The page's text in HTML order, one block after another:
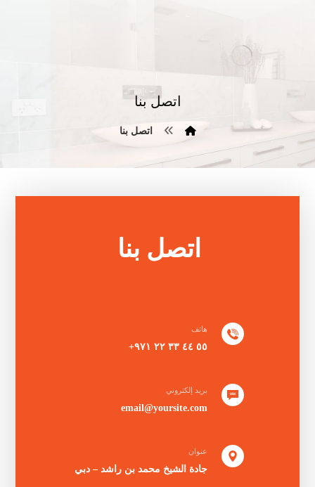
اتصل بنا
اتصل بنا
اتصل بنا
هاتف
٥٥ ٤٤ ٣٣ ٢٢ ٩٧١+
بريد إلكتروني
email@yoursite.com
عنوان
جادة الشيخ محمد بن راشد – دبي